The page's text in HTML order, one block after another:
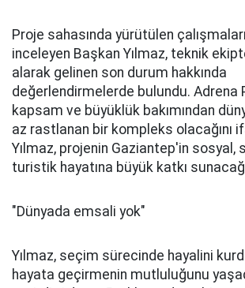
Proje sahasında yürütülen
inceleyen Başkan Yılmaz, teknik
alarak gelinen son durum hakkında
değerlendirmelerde bulundu. Adrena
kapsam ve büyüklük bakımından
az rastlanan bir kompleks olacağını
Yılmaz, projenin Gaziantep'in sosyal,
turistik hayatına büyük katkı
"Dünyada emsali yok"
Yılmaz, seçim sürecinde hayalini
hayata geçirmenin mutluluğunu